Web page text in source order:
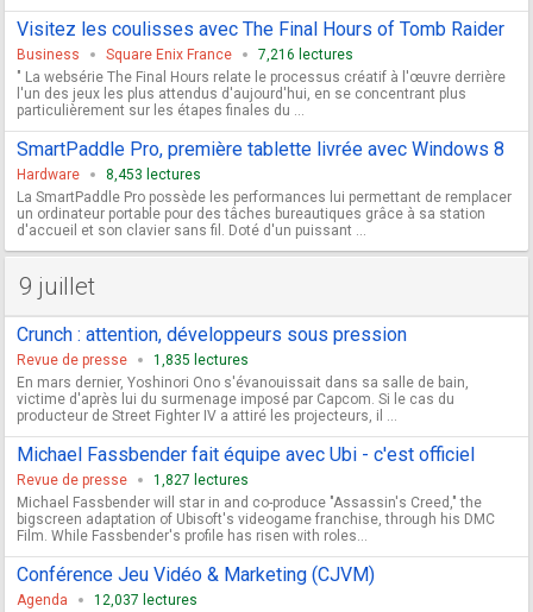
Visitez les coulisses avec The Final Hours of Tomb Raider
Business Square Enix France
7,216 lectures
" La websérie The Final Hours relate le processus créatif à l'œuvre derrière
l'un des jeux les plus attendus d'aujourd'hui, en se concentrant plus
particulièrement sur les étapes finales du ...
SmartPaddle Pro, première tablette livrée avec Windows 8
Hardware
8,453 lectures
La SmartPaddle Pro possède les performances lui permettant de remplacer
un ordinateur portable pour des tâches bureautiques grâce à sa station
d'accueil et son clavier sans fil. Doté d'un puissant ...
9 juillet
Crunch : attention, développeurs sous pression
Revue de presse
1,835 lectures
En mars dernier, Yoshinori Ono s'évanouissait dans sa salle de bain,
victime d'après lui du surmenage imposé par Capcom. Si le cas du
producteur de Street Fighter IV a attiré les projecteurs, il ...
Michael Fassbender fait équipe avec Ubi - c'est officiel
Revue de presse
1,827 lectures
Michael Fassbender will star in and co-produce "Assassin's Creed," the
bigscreen adaptation of Ubisoft's videogame franchise, through his DMC
Film. While Fassbender's profile has risen with roles...
Conférence Jeu Vidéo & Marketing (CJVM)
Agenda
12,037 lectures